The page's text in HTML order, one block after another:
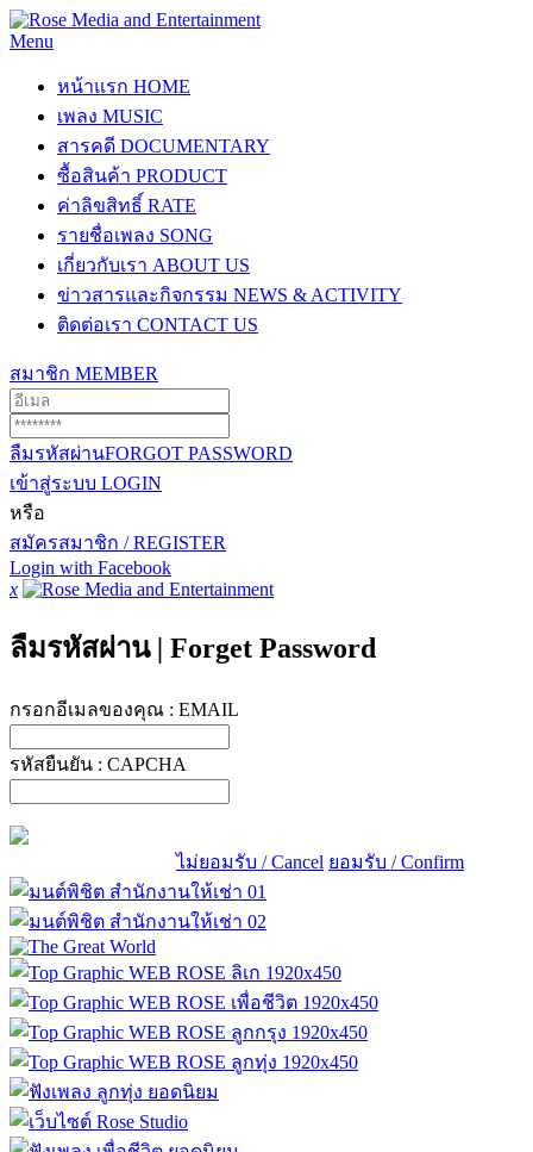
Menu
หน้าแรก HOME
เพลง MUSIC
สารคดี DOCUMENTARY
ซื้อสินค้า PRODUCT
ค่าลิขสิทธิ์ RATE
รายชื่อเพลง SONG
เกี่ยวกับเรา ABOUT US
ข่าวสารและกิจกรรม NEWS & ACTIVITY
ติดต่อเรา CONTACT US
สมาชิก MEMBER
ลืมรหัสผ่านFORGOT PASSWORD
เข้าสู่ระบบ LOGIN
หรือ
สมัครสมาชิก / REGISTER
Login with Facebook
x
ลืมรหัสผ่าน | Forget Password
กรอกอีเมลของคุณ : EMAIL
รหัสยืนยัน : CAPCHA
ไม่ยอมรับ / Cancel ยอมรับ / Confirm